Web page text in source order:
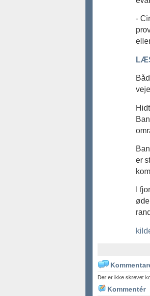
-
er
I
Der er ikke skrevet
Kommentér